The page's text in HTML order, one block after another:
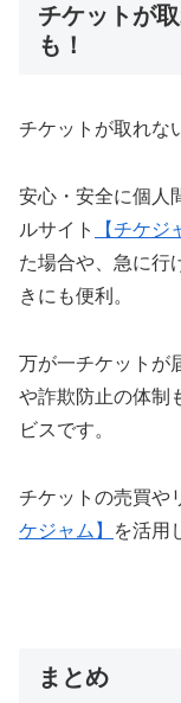
チケットが
も！
チケットが取れな
安心・安全に個人
ルサイト
【チケジ
た場合や、急に行
きにも便利。
万が一チケットが
や詐欺防止の体制
ビスです。
チケットの売買や
ケジャム】
を活用
まとめ